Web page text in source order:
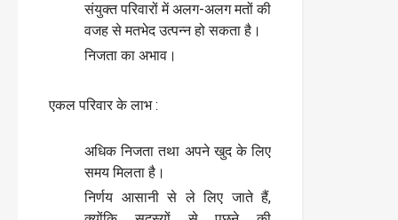
संयुक्त परिवारों में अलग-अलग मतों की
वजह से मतभेद उत्पन्न हो सकता है।
निजता का अभाव।
एकल परिवार के लाभ :
अधिक निजता तथा अपने खुद के लिए
समय मिलता है।
निर्णय आसानी से ले लिए जाते हैं,